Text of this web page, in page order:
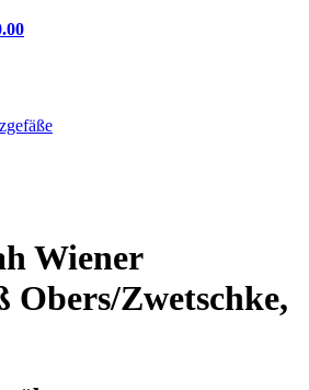
Wiener
Obers/Zwetschke,